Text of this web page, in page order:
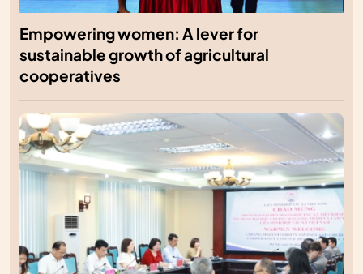
Empowering women: A lever for
sustainable growth of agricultural
cooperatives